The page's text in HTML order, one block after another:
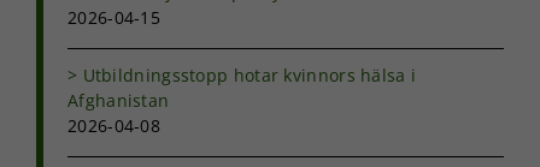
2026-04-15
Utbildningsstopp hotar kvinnors hälsa i
Afghanistan
2026-04-08